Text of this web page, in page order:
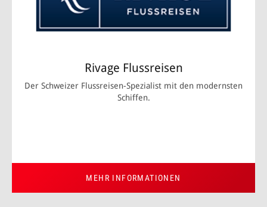
Rivage Flussreisen
Der Schweizer Flussreisen-Spezialist mit den modernsten
Schiffen.
MEHR INFORMATIONEN